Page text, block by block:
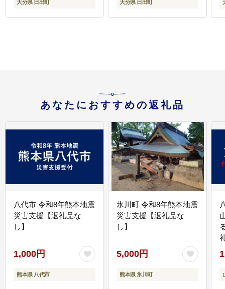
大分県 日出町 大分県 日出町
あなたにおすすめの返礼品
八代市 令和8年熊本地震
災害支援【返礼品な
し】
1,000円
熊本県 八代市
氷川町 令和8年熊本地震
災害支援【返礼品な
し】
5,000円
熊本県 氷川町